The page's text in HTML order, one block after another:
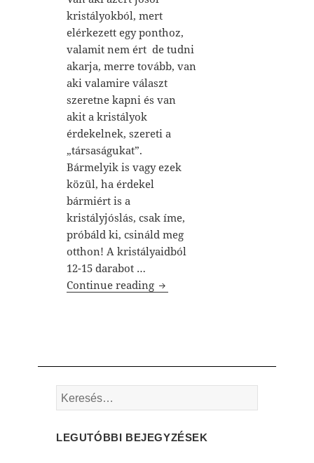
kristályokból, mert
elérkezett egy ponthoz,
valamit nem ért de tudni
akarja, merre tovább, van
aki valamire választ
szeretne kapni és van
akit a kristályok
érdekelnek, szereti a
„társaságukat”.
Bármelyik is vagy ezek
közül, ha érdekel
bármiért is a
kristályjóslás, csak íme,
próbáld ki, csináld meg
otthon! A kristályaidból
12-15 darabot …
Continue reading Kristályokkal jóslás
Keresés:
LEGUTÓBBI BEJEGYZÉSEK